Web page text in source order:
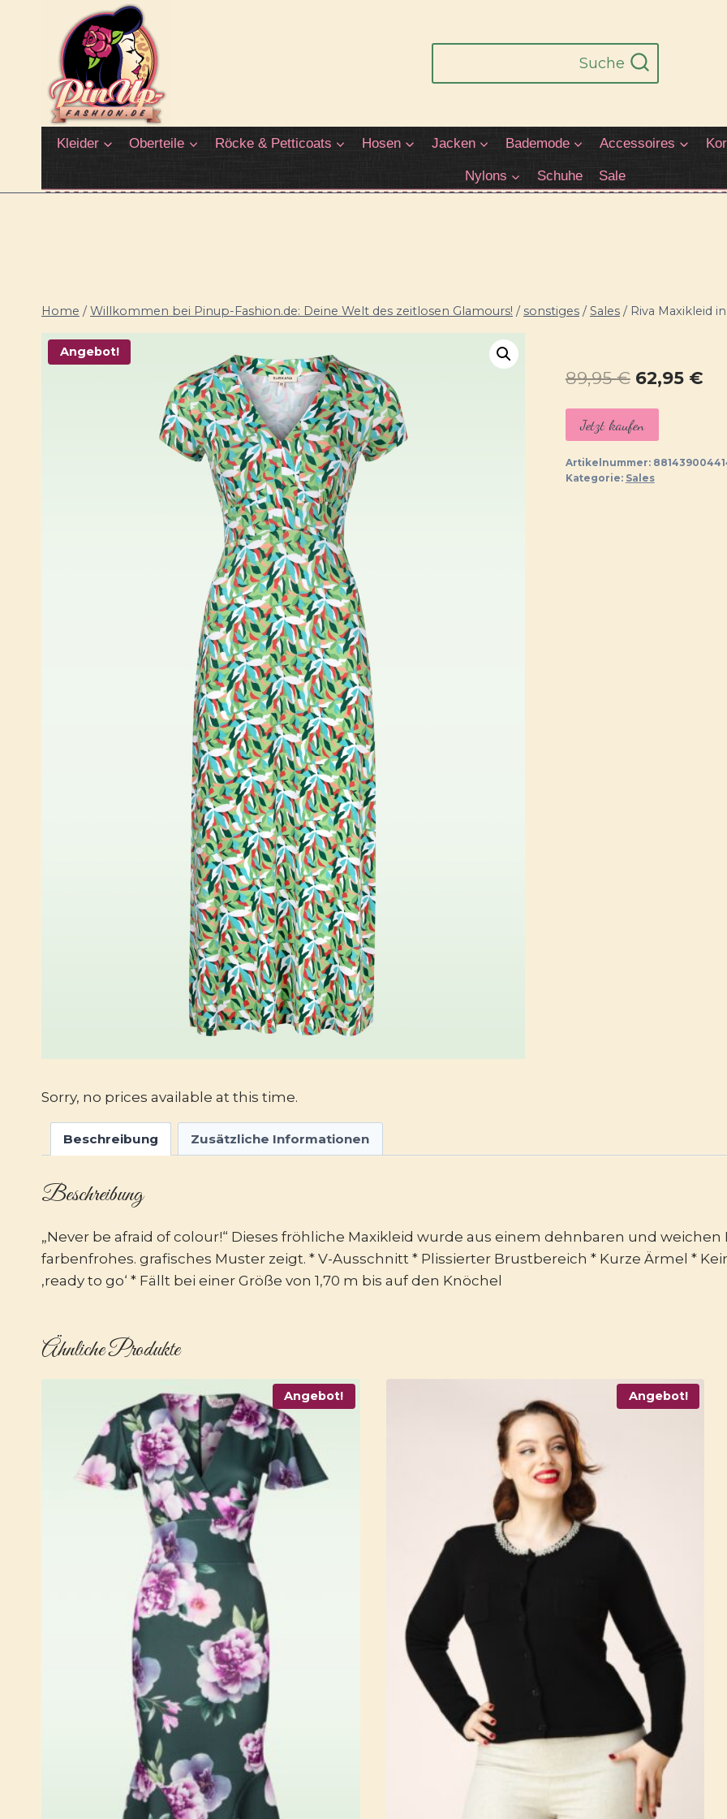
springen
Suche
Kleider Oberteile Röcke & Petticoats Hosen Jacken Bademode Accessoires
Nylons Schuhe Sale
Home / Willkommen bei Pinup-Fashion.de: Deine Welt des zeitlosen Glamours! / sonstiges / Sales / Riva Maxikleid
Angebot!
89,95€
Preis
war:
89,95 €
62,95 €
Jetzt kaufen
Artikelnummer:
Kategorie: Sales
Sorry, no prices available at this time.
Beschreibung Zusätzliche Informationen
Beschreibung
„Never be afraid of colour!“ Dieses fröhliche Maxikleid wurde aus einem dehnbaren und
farbenfrohes. grafisches Muster zeigt. * V-Ausschnitt * Plissierter Brustbereich * Kurze Ärmel *
‚ready to go‘ * Fällt bei einer Größe von 1,70 m bis auf den Knöchel
Ähnliche Produkte
Angebot! Angebot!